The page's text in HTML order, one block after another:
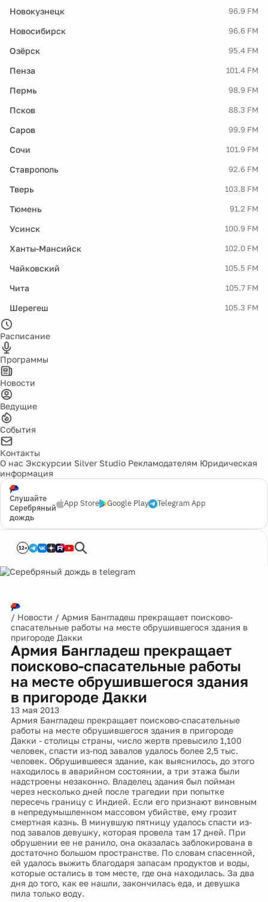
Новокузнецк 96.9 FM
Новосибирск 96.6 FM
Озёрск 95.4 FM
Пенза 101.4 FM
Пермь 98.9 FM
Псков 88.3 FM
Саров 99.9 FM
Сочи 101.9 FM
Ставрополь 92.6 FM
Тверь 103.8 FM
Тюмень 91.2 FM
Усинск 100.9 FM
Ханты-Мансийск 102.0 FM
Чайковский 105.5 FM
Чита 105.7 FM
Шерегеш 105.3 FM
Расписание
Программы
Новости
Ведущие
События
Контакты
О нас Экскурсии Silver Studio Рекламодателям Юридическая
информация
Слушайте
Серебряный
дождь
App Store Google Play Telegram App
12+
/ Новости / Армия Бангладеш прекращает поисково-
спасательные работы на месте обрушившегося здания в
пригороде Дакки
Армия Бангладеш прекращает
поисково-спасательные работы
на месте обрушившегося здания
в пригороде Дакки
13 мая 2013
Армия Бангладеш прекращает поисково-спасательные
работы на месте обрушившегося здания в пригороде
Дакки - столицы страны, число жертв превысило 1,100
человек, спасти из-под завалов удалось более 2,5 тыс.
человек. Обрушившееся здание, как выяснилось, до этого
находилось в аварийном состоянии, а три этажа были
надстроены незаконно. Владелец здания был пойман
через несколько дней после трагедии при попытке
пересечь границу с Индией. Если его признают виновным
в непредумышленном массовом убийстве, ему грозит
смертная казнь. В минувшую пятницу удалось спасти из-
под завалов девушку, которая провела там 17 дней. При
обрушении ее не ранило, она оказалась заблокирована в
достаточно большом пространстве. По словам спасенной,
ей удалось выжить благодаря запасам продуктов и воды,
которые остались в том месте, где она находилась. За два
дня до того, как ее нашли, закончилась еда, и девушка
пила только воду.